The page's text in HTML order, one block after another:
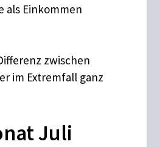
als Einkommen
zwischen
im Extremfall ganz
Juli